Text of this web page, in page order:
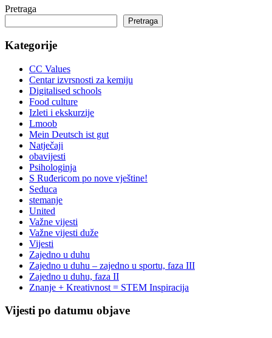
Pretraga
Pretraga
Kategorije
CC Values
Centar izvrsnosti za kemiju
Digitalised schools
Food culture
Izleti i ekskurzije
Lmoob
Mein Deutsch ist gut
Natječaji
obavijesti
Psihologinja
S Ruđericom po nove vještine!
Seduca
stemanje
United
Važne vijesti
Važne vijesti duže
Vijesti
Zajedno u duhu
Zajedno u duhu – zajedno u sportu, faza III
Zajedno u duhu, faza II
Znanje + Kreativnost = STEM Inspiracija
Vijesti po datumu objave